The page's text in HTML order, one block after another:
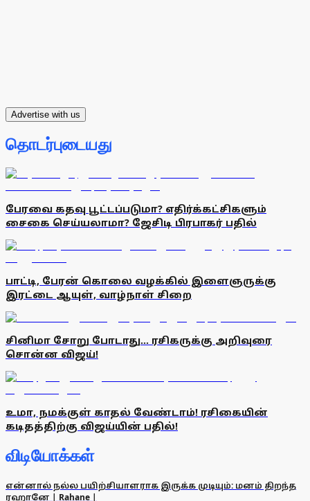
Advertise with us
தொடர்புடையது
பேரவை கதவு பூட்டப்படுமா? எதிர்க்கட்சிகளும்
சைகை செய்யலாமா? ஜேசிடி பிரபாகர் பதில்
பாட்டி, பேரன் கொலை வழக்கில் இளைஞருக்கு
இரட்டை ஆயுள், வாழ்நாள் சிறை
சினிமா சோறு போடாது... ரசிகருக்கு அறிவுரை
சொன்ன விஜய்!
உமா, நமக்குள் காதல் வேண்டாம்! ரசிகையின்
கடிதத்திற்கு விஜய்யின் பதில்!
விடியோக்கள்
என்னால் நல்ல பயிற்சியாளராக இருக்க முடியும்: மனம் திறந்த
ரஹானே | Rahane |